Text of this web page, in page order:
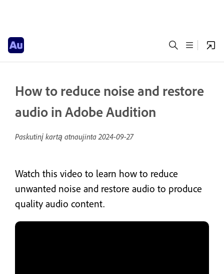
How to reduce noise and restore
audio in Adobe Audition
Paskutinį kartą atnaujinta2024-09-27
Watch this video to learn how to reduce
unwanted noise and restore audio to produce
quality audio content.